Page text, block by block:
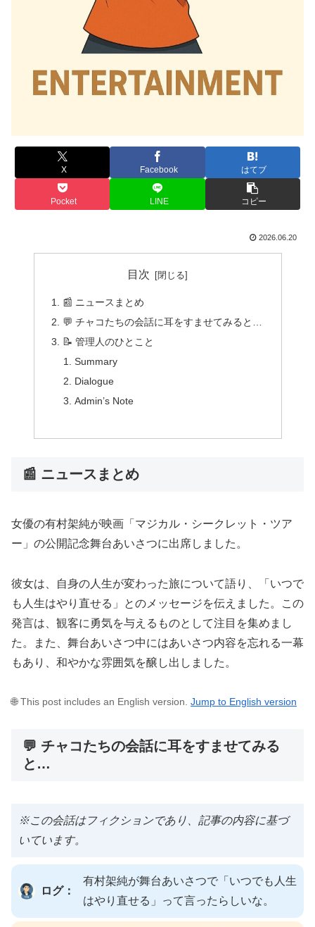
X Facebook はてブ
Pocket LINE コピー
2026.06.20
目次
📰 ニュースまとめ
💬 チャコたちの会話に耳をすませてみると…
📝 管理人のひとこと
Summary
Dialogue
Admin’s Note
📰 ニュースまとめ
女優の有村架純が映画「マジカル・シークレット・ツア
ー」の公開記念舞台あいさつに出席しました。
彼女は、自身の人生が変わった旅について語り、「いつで
も人生はやり直せる」とのメッセージを伝えました。この
発言は、観客に勇気を与えるものとして注目を集めまし
た。また、舞台あいさつ中にはあいさつ内容を忘れる一幕
もあり、和やかな雰囲気を醸し出しました。
🌐 This post includes an English version. Jump to English version
💬 チャコたちの会話に耳をすませてみる
と…
※この会話はフィクションであり、記事の内容に基づ
いています。
ログ：
有村架純が舞台あいさつで「いつでも人生
はやり直せる」って言ったらしいな。